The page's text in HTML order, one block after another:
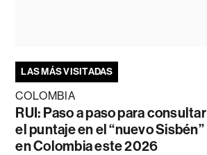
LAS MÁS VISITADAS
COLOMBIA
RUI: Paso a paso para consultar
el puntaje en el “nuevo Sisbén”
en Colombia este 2026